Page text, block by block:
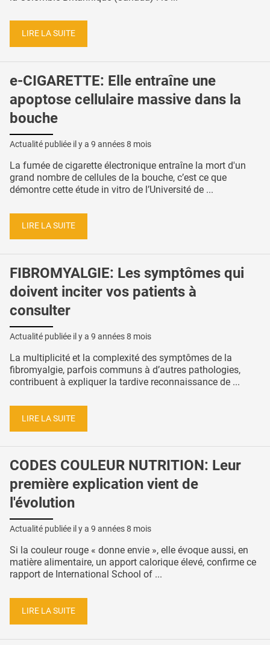
LIRE LA SUITE
e-CIGARETTE: Elle entraîne une
apoptose cellulaire massive dans la
bouche
Actualité publiée il y a 9 années 8 mois
La fumée de cigarette électronique entraîne la mort d'un
grand nombre de cellules de la bouche, c’est ce que
démontre cette étude in vitro de l’Université de ...
LIRE LA SUITE
FIBROMYALGIE: Les symptômes qui
doivent inciter vos patients à
consulter
Actualité publiée il y a 9 années 8 mois
La multiplicité et la complexité des symptômes de la
fibromyalgie, parfois communs à d’autres pathologies,
contribuent à expliquer la tardive reconnaissance de ...
LIRE LA SUITE
CODES COULEUR NUTRITION: Leur
première explication vient de
l'évolution
Actualité publiée il y a 9 années 8 mois
Si la couleur rouge « donne envie », elle évoque aussi, en
matière alimentaire, un apport calorique élevé, confirme ce
rapport de International School of ...
LIRE LA SUITE